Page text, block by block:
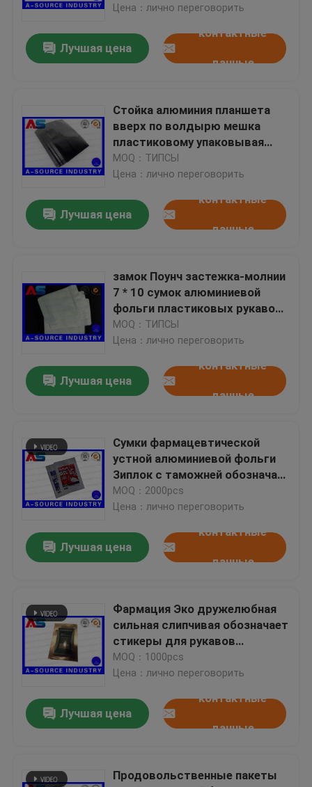
Продукты
О нас
Путешествие фабрики
Свяжитесь мы
Спросите цитату
ярлыки пробирки 10mL
Небольшие ярлыки бутылки
Изготовленные на заказ голографические стикеры
малые стеклянные пробирки
Пластичные бутылки пилюльки
Алюминиевая фольга мешки
пластичный упаковывать волдыря
таможней алюминиевых
безопасностью
Цена：лично переговорить
Лучшая цена
контактные
данные
Стойка алюминия планшета
вверх по волдырю мешка
пластиковому упаковывая
сумку ziplock фольги
алюминия цвета см 9 * 6
MOQ：ТИПСЫ
Цена：лично переговорить
Лучшая цена
контактные
данные
замок Поунч застежка-молнии
7 * 10 сумок алюминиевой
фольги пластиковых рукавов
см белый для капсул
MOQ：ТИПСЫ
Цена：лично переговорить
Лучшая цена
контактные
данные
Сумки фармацевтической
устной алюминиевой фольги
Зиплок с таможней обозначая
упаковку
MOQ：2000pcs
Цена：лично переговорить
Лучшая цена
контактные
данные
Фармация Эко дружелюбная
сильная слипчивая обозначает
стикеры для рукавов
медицины/химиката/еды/
алюминиевой фольги
MOQ：1000pcs
Цена：лично переговорить
Лучшая цена
контактные
данные
Продовольственные пакеты